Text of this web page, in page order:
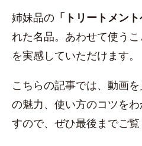
姉妹品の 「トリートメン
れた名品。あわせて使う
を実感していただけます。
こちらの記事では、動画
の魅力、使い方のコツを
すので、ぜひ最後までご覧